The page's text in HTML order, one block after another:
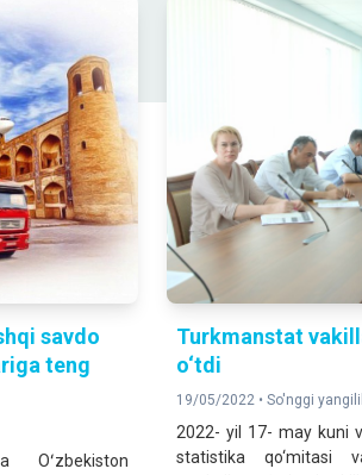
savdo
teng
Oʻzbekiston
Turkmanstat
o‘tdi
19/05/2022 •So'nggi
2022- yil 17- may kuni
statistika qo‘mitasi